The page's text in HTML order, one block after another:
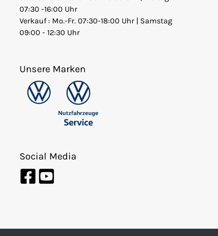
07:30 -16:00 Uhr
Verkauf : Mo.-Fr. 07:30-18:00 Uhr | Samstag
09:00 - 12:30 Uhr
Unsere Marken
Social Media